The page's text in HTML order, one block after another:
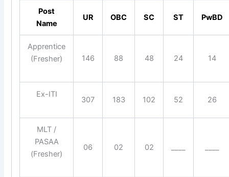
Post
Name
UR OBC SC ST PwBD
Apprentice
(Fresher)
146 88 48 24 14
Ex-ITI
307 183 102 52 26
MLT /
PASAA
(Fresher)
06 02 02